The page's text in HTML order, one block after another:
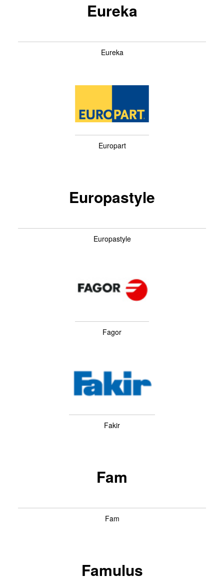
Eureka
Eureka
Europart
Europastyle
Europastyle
Fagor
Fakir
Fam
Fam
Famulus